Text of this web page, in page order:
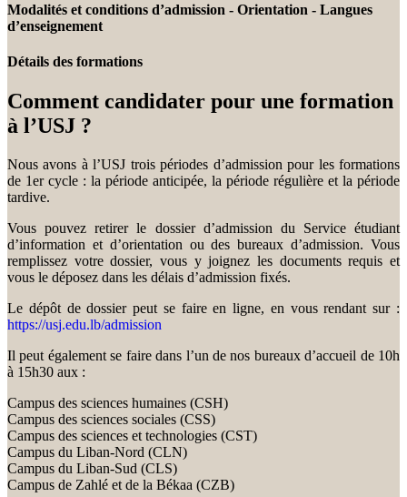
Modalités et conditions d’admission - Orientation - Langues
d’enseignement
Détails des formations
Comment candidater pour une formation
à l’USJ ?
Nous avons à l’USJ trois périodes d’admission pour les formations
de 1er cycle : la période anticipée, la période régulière et la période
tardive.
Vous pouvez retirer le dossier d’admission du Service étudiant
d’information et d’orientation ou des bureaux d’admission. Vous
remplissez votre dossier, vous y joignez les documents requis et
vous le déposez dans les délais d’admission fixés.
Le dépôt de dossier peut se faire en ligne, en vous rendant sur :
https://usj.edu.lb/admission
Il peut également se faire dans l’un de nos bureaux d’accueil de 10h
à 15h30 aux :
Campus des sciences humaines (CSH)
Campus des sciences sociales (CSS)
Campus des sciences et technologies (CST)
Campus du Liban-Nord (CLN)
Campus du Liban-Sud (CLS)
Campus de Zahlé et de la Békaa (CZB)